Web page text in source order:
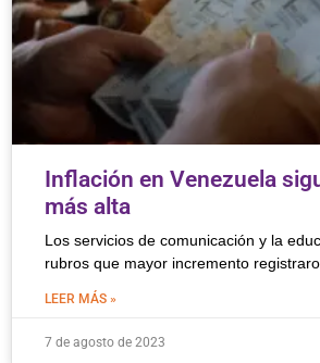
Inflación en Venezuela
más alta
Los servicios de comunicación y la
rubros que mayor incremento
LEER MÁS »
7 de agosto de 2023